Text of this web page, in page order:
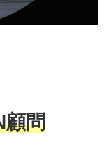
顧問